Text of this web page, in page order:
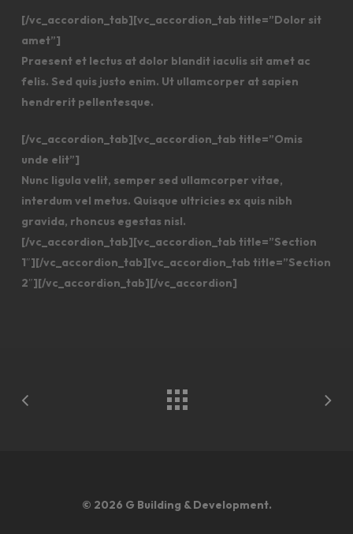
[/vc_accordion_tab][vc_accordion_tab title=”Dolor sit
amet”]
Praesent et lectus at dolor blandit iaculis sit amet ac
felis. Sed quis justo enim. Ut ullamcorper at sapien
hendrerit pellentesque.
[/vc_accordion_tab][vc_accordion_tab title=”Omis
unde elit”]
Nunc ligula velit, semper sed ullamcorper vitae,
interdum vel metus. Quisque ultricies ex quis nibh
gravida, rhoncus egestas nisl.
[/vc_accordion_tab][vc_accordion_tab title=”Section
1″][/vc_accordion_tab][vc_accordion_tab title=”Section
2″][/vc_accordion_tab][/vc_accordion]
© 2026 G Building & Development.